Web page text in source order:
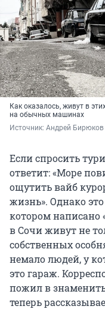
Как оказалось, живут в
на обычных машинах
Источник: Андрей Бирюков
Если спросить
ответит: «Море
ощутить вайб
жизнь». Однако
котором написано
в Сочи живут не
собственных
немало людей, у
это гараж.
пожил в
теперь